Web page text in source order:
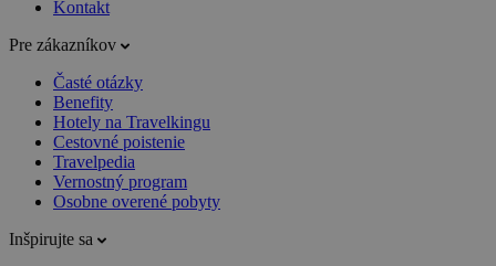
Kontakt
Pre zákazníkov
Časté otázky
Benefity
Hotely na Travelkingu
Cestovné poistenie
Travelpedia
Vernostný program
Osobne overené pobyty
Inšpirujte sa